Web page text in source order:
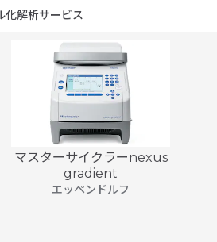
解析サービス
マスターサイクラーnexus
gradient
エッペンドルフ